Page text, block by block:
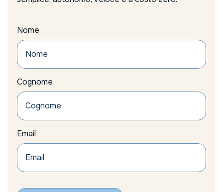
Nome
Cognome
Email